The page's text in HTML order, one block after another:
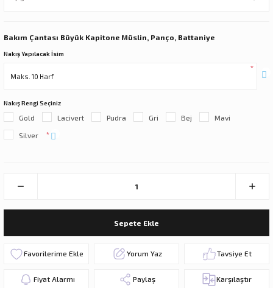
Bakım Çantası Büyük Kapitone Müslin, Panço, Battaniye
Nakış Yapılacak İsim
*
Nakış Rengi Seçiniz
Gold Lacivert Pudra Gri Bej Mavi
Silver *
Sepete Ekle
Yorum Yaz Tavsiye Et
Fiyat Alarmı Paylaş Karşılaştır